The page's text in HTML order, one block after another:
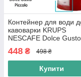
Контейнер для води
кавоварки KRUPS
NESCAFE Dolce Gusto
622735)
448 ₴ 498 ₴
Купити